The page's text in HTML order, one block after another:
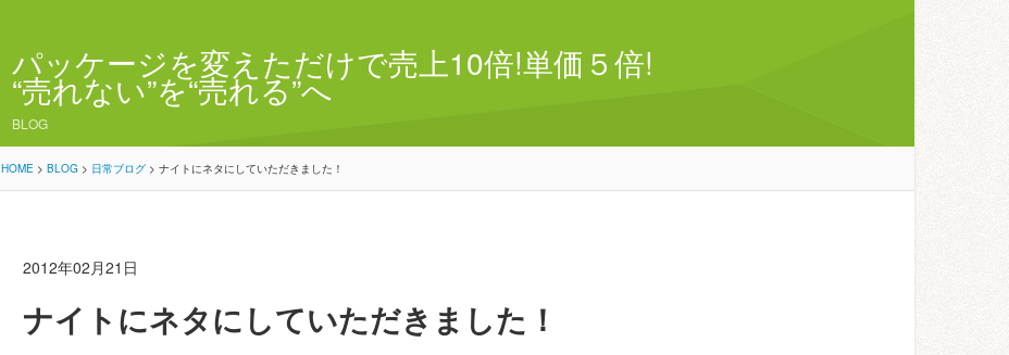
パッケージを変えただけで売上10倍!単価５倍!
“売れない”を“売れる”へ
BLOG
HOME > BLOG > 日常ブログ > ナイトにネタにしていただきました！
2012年02月21日
ナイトにネタにしていただきました！